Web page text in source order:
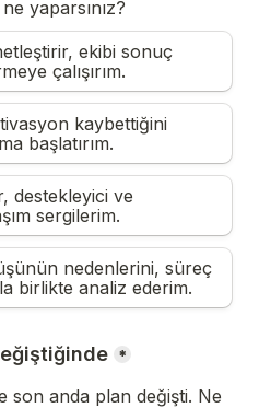
yaparsınız?
ekibi sonuç
çalışırım.
kaybettiğini
başlatırım.
destekleyici ve
sergilerim.
nedenlerini, süreç
birlikte analiz ederim.
*
son anda plan değişti. Ne